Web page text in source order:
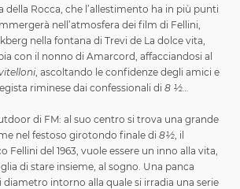
Rocca, che l’allestimento ha in più punti
nell’atmosfera dei film di Fellini,
nella fontana di Trevi de La dolce vita,
con il nonno di Amarcord, affacciandosi al
, ascoltando le confidenze degli amici e
riminese dai confessionali di 8 ½…
di FM: al suo centro si trova una grande
nel festoso girotondo finale di 8½, il
Fellini del 1963, vuole essere un inno alla vita,
di stare insieme, al sogno. Una panca
diametro intorno alla quale si irradia una serie